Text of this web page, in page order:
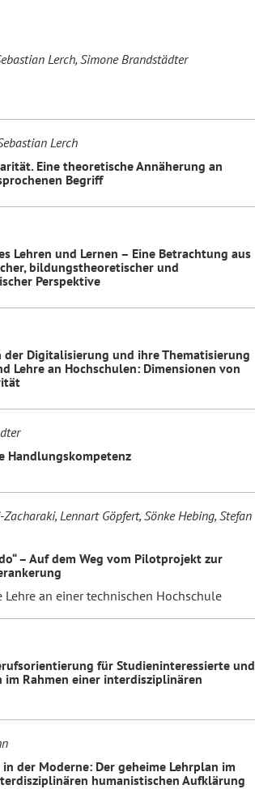
Lerch, Simone Brandstädter
Lerch
Eine theoretische Annäherung an
Begriff
Lehren und Lernen – Eine Betrachtung aus
bildungstheoretischer und
Perspektive
der Digitalisierung und ihre Thematisierung
Lehre an Hochschulen: Dimensionen von
Handlungskompetenz
Lennart Göpfert, Sönke Hebing, Stefan
– Auf dem Weg vom Pilotprojekt zur
an einer technischen Hochschule
für Studieninteressierte und
im Rahmen einer interdisziplinären
der Moderne: Der geheime Lehrplan im
humanistischen Aufklärung